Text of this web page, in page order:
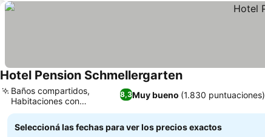
Hotel Pension Schmellergarten
8,3Muy bueno (1.830 puntuaciones)
Baños compartidos,
Habitaciones con
comodidades
Seleccioná las fechas para ver los precios exactos